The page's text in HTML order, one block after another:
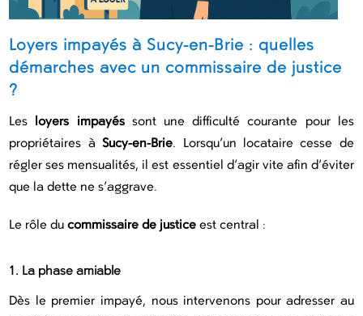
Loyers impayés à Sucy-en-Brie : quelles
démarches avec un commissaire de justice
?
Les loyers impayéssont une difficulté courante pour les
propriétaires àSucy-en-Brie. Lorsqu’un locataire cesse de
régler ses mensualités, il est essentiel d’agir vite afin d’éviter
que la dette ne s’aggrave.
Le rôle ducommissaire de justice est central :
1. La phase amiable
Dès le premier impayé, nous intervenons pour adresser au